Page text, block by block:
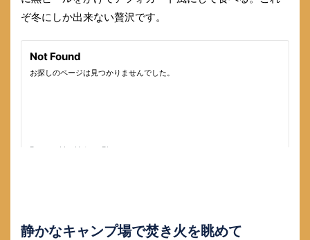
ぞ冬にしか出来ない贅沢です。
静かなキャンプ場で焚き火を眺めて